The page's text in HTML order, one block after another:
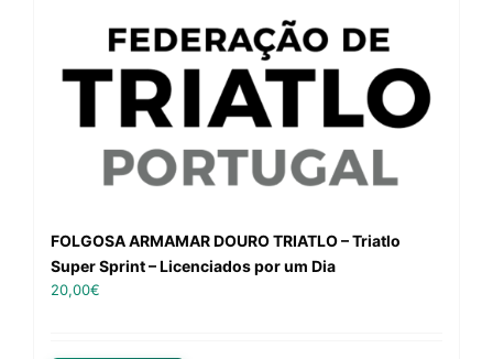
FOLGOSA ARMAMAR DOURO TRIATLO – Triatlo
Super Sprint – Licenciados por um Dia
20,00€